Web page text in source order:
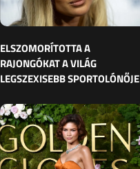
ELSZOMORÍTOTTA A
RAJONGÓKAT A VILÁG
LEGSZEXISEBB SPORTOLÓNŐJE